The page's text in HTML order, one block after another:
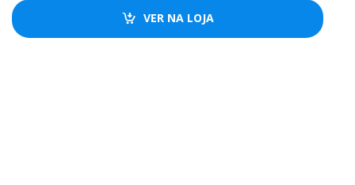
VER NA LOJA